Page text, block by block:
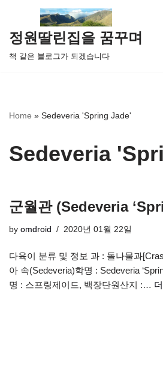
콘
텐
츠
뛰
정원딸린집을 꿈꾸며
책 같은 블로그가 되겠습니다
Home » Sedeveria 'Spring Jade'
Sedeveria
군월관 (Sedeveria
by omdroid 2020년 01월 22일
다육이 분류 및 정보 과 : 돌나물과
아 속(Sedeveria)학명 : Sedeveria
명 : 스프링제이드, 백장단원산지 :…